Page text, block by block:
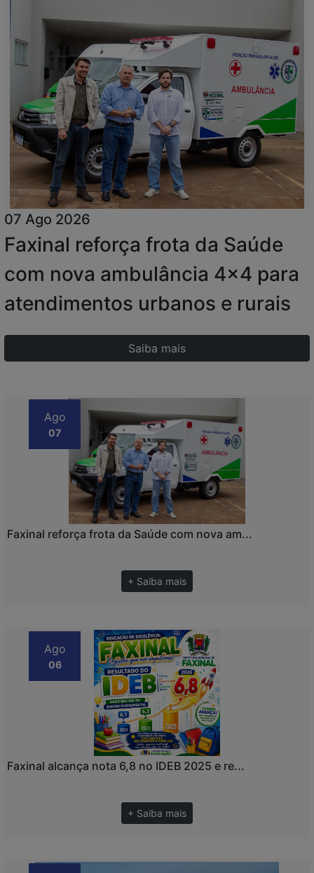
07 Ago 2026
Faxinal reforça frota da Saúde
com nova ambulância 4x4 para
atendimentos urbanos e rurais
Saiba mais
Ago
07
Faxinal reforça frota da Saúde com nova am...
+ Saiba mais
Ago
06
Faxinal alcança nota 6,8 no IDEB 2025 e re...
+ Saiba mais